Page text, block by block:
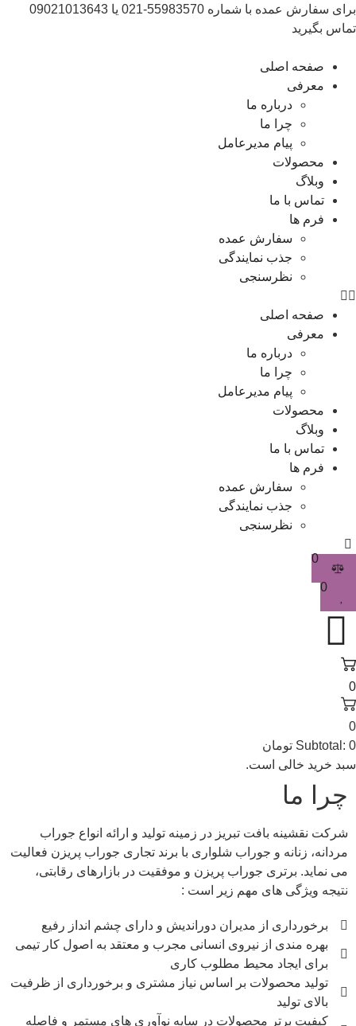
برای سفارش عمده با شماره 55983570-021 یا 09021013643
تماس بگیرید
صفحه اصلی
معرفی
درباره ما
چرا ما
پیام مدیرعامل
محصولات
وبلاگ
تماس با ما
فرم ها
سفارش عمده
جذب نمایندگی
نظرسنجی
صفحه اصلی
معرفی
درباره ما
چرا ما
پیام مدیرعامل
محصولات
وبلاگ
تماس با ما
فرم ها
سفارش عمده
جذب نمایندگی
نظرسنجی
0
0
0
0
Subtotal: 0
تومان
سبد خرید خالی است.
چرا ما
شرکت نقشینه بافت تبریز در زمینه تولید و ارائه انواع جوراب
مردانه، زنانه و جوراب شلواری با برند تجاری جوراب پریزن فعالیت
می نماید. برتری جوراب پریزن و موفقیت در بازارهای رقابتی،
نتیجه ویژگی های مهم زیر است :
برخورداری از مدیران دوراندیش و دارای چشم انداز رفیع
بهره مندی از نیروی انسانی مجرب و معتقد به اصول کار تیمی
برای ایجاد محیط مطلوب کاری
تولید محصولات بر اساس نیاز مشتری و برخورداری از ظرفیت
بالای تولید
کیفیت برتر محصولات در سایه نوآوری های مستمر و فاصله